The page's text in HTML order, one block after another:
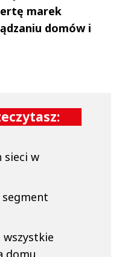
marek
domów i
sieci w
segment
domu